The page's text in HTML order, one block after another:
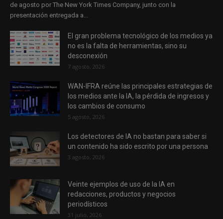
de agosto por The New York Times Company, junto con la
presentación entregada a...
El gran problema tecnológico de los medios ya
no es la falta de herramientas, sino su
desconexión
7 agosto, 2026
WAN-IFRA reúne las principales estrategias de
los medios ante la IA, la pérdida de ingresos y
los cambios de consumo
5 agosto, 2026
Los detectores de IA no bastan para saber si
un contenido ha sido escrito por una persona
3 agosto, 2026
Veinte ejemplos de uso de la IA en
redacciones, productos y negocios
periodísticos
31 julio, 2026